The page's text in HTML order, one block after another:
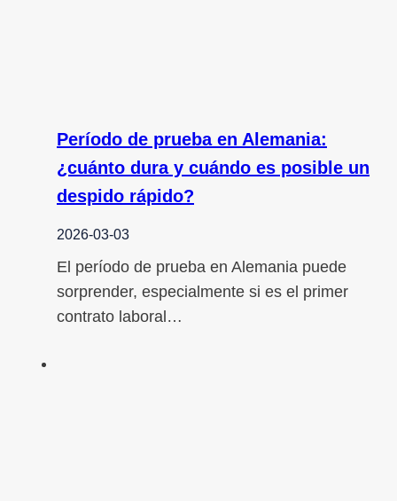
Período de prueba en Alemania:
¿cuánto dura y cuándo es posible un
despido rápido?
2026-03-03
El período de prueba en Alemania puede
sorprender, especialmente si es el primer
contrato laboral…